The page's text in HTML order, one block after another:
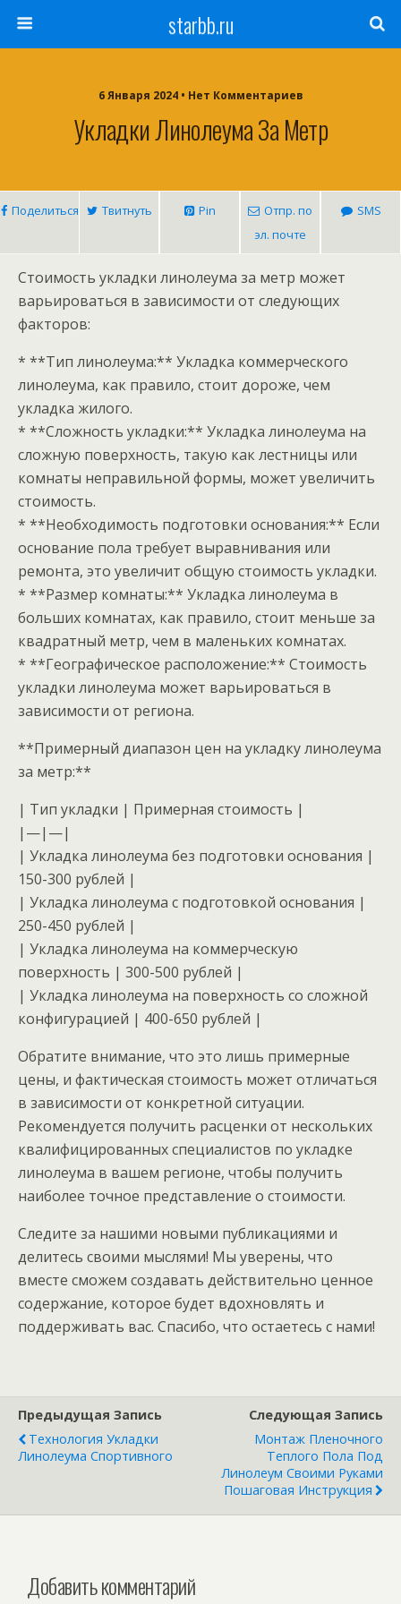
starbb.ru
6 Января 2024 • Нет Комментариев
Укладки Линолеума За Метр
Поделиться Твитнуть Pin
Отпр. по
эл. почте
SMS
Стоимость укладки линолеума за метр может
варьироваться в зависимости от следующих
факторов:
* **Тип линолеума:** Укладка коммерческого
линолеума, как правило, стоит дороже, чем
укладка жилого.
* **Сложность укладки:** Укладка линолеума на
сложную поверхность, такую как лестницы или
комнаты неправильной формы, может увеличить
стоимость.
* **Необходимость подготовки основания:** Если
основание пола требует выравнивания или
ремонта, это увеличит общую стоимость укладки.
* **Размер комнаты:** Укладка линолеума в
больших комнатах, как правило, стоит меньше за
квадратный метр, чем в маленьких комнатах.
* **Географическое расположение:** Стоимость
укладки линолеума может варьироваться в
зависимости от региона.
**Примерный диапазон цен на укладку линолеума
за метр:**
| Тип укладки | Примерная стоимость |
|—|—|
| Укладка линолеума без подготовки основания |
150-300 рублей |
| Укладка линолеума с подготовкой основания |
250-450 рублей |
| Укладка линолеума на коммерческую
поверхность | 300-500 рублей |
| Укладка линолеума на поверхность со сложной
конфигурацией | 400-650 рублей |
Обратите внимание, что это лишь примерные
цены, и фактическая стоимость может отличаться
в зависимости от конкретной ситуации.
Рекомендуется получить расценки от нескольких
квалифицированных специалистов по укладке
линолеума в вашем регионе, чтобы получить
наиболее точное представление о стоимости.
Следите за нашими новыми публикациями и
делитесь своими мыслями! Мы уверены, что
вместе сможем создавать действительно ценное
содержание, которое будет вдохновлять и
поддерживать вас. Спасибо, что остаетесь с нами!
Предыдущая Запись
Технология Укладки
Линолеума Спортивного
Следующая Запись
Монтаж Пленочного
Теплого Пола Под
Линолеум Своими Руками
Пошаговая Инструкция
Добавить комментарий